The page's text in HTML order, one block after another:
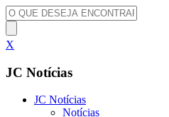
X
JC Notícias
JC Notícias
Notícias